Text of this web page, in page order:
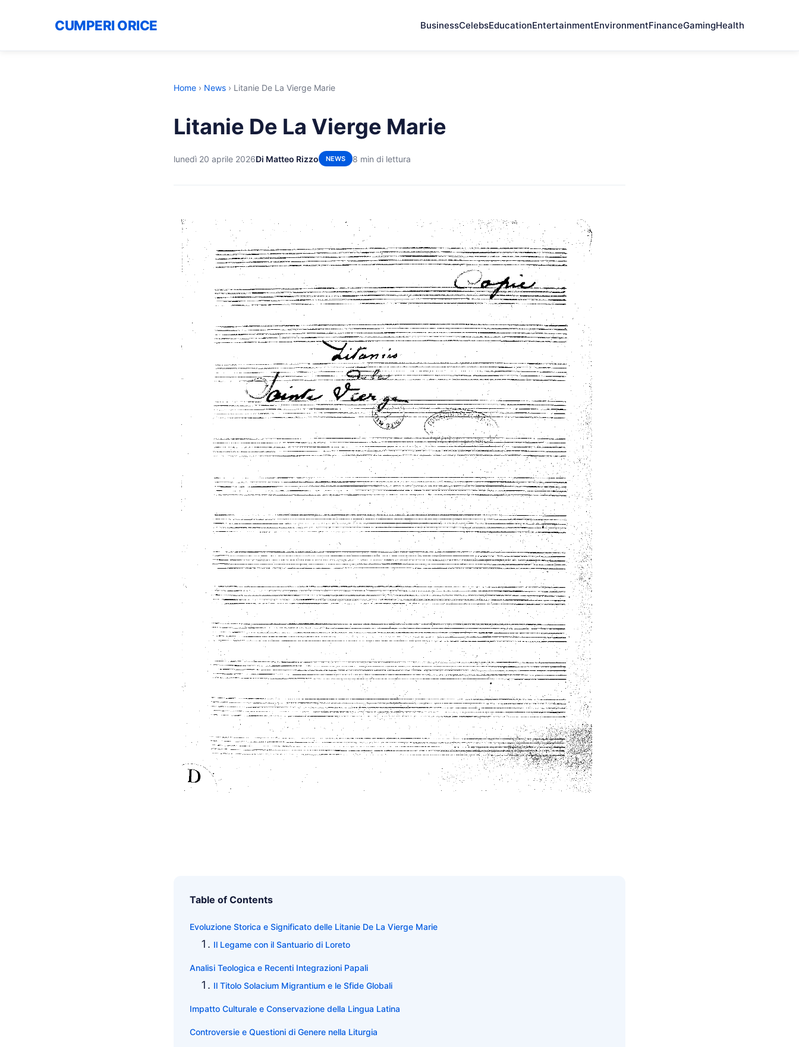
CUMPERI ORICE BusinessCelebsEducationEntertainmentEnvironmentFinanceGamingHealth
Home › News › Litanie De La Vierge Marie
Litanie De La Vierge Marie
lunedì 20 aprile 2026Di Matteo Rizzo NEWS 8 min di lettura
Table of Contents
Evoluzione Storica e Significato delle Litanie De La Vierge Marie
Il Legame con il Santuario di Loreto
Analisi Teologica e Recenti Integrazioni Papali
Il Titolo Solacium Migrantium e le Sfide Globali
Impatto Culturale e Conservazione della Lingua Latina
Controversie e Questioni di Genere nella Liturgia